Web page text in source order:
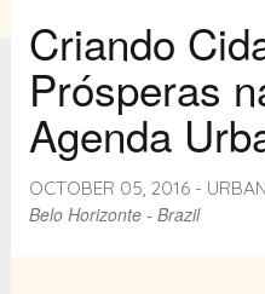
Criando
Prósperas
Agenda
OCTOBER 05, 2016 -
Belo Horizonte - Brazil